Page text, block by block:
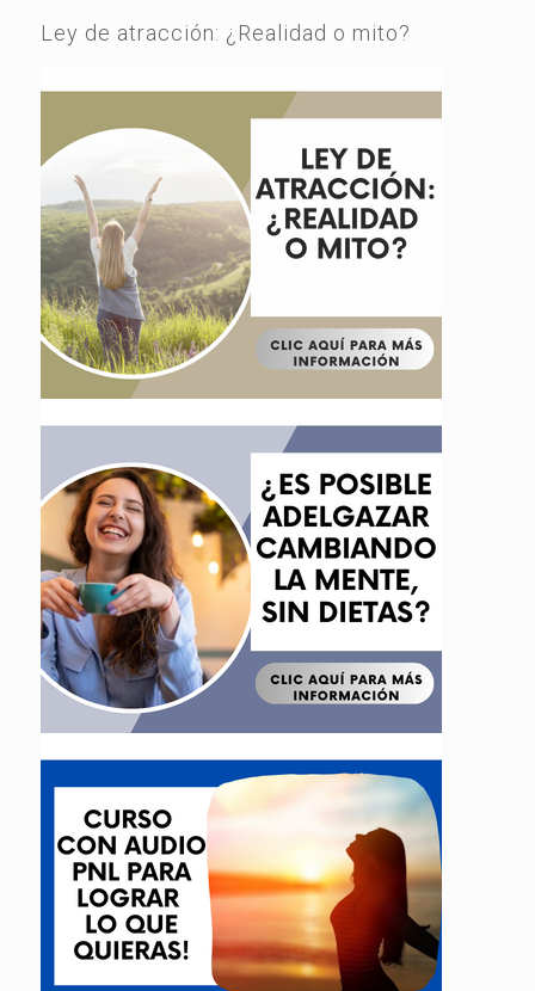
Ley de atracción: ¿Realidad o mito?